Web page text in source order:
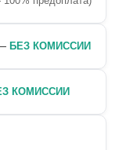
БЕЗ КОМИССИИ
КОМИССИИ